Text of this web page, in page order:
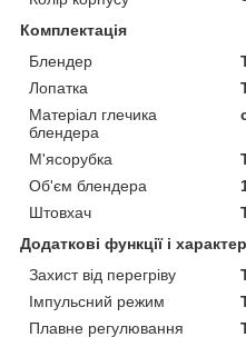
Комплектація
Блендер
Лопатка
Матеріал глечика
блендера
М'ясорубка
Об'єм блендера
Штовхач
Додаткові функції і
Захист від перегріву
Імпульсний режим
Плавне регулювання